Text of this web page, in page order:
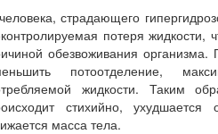
страдающего
потеря жидкости,
обезвоживания
потоотделение,
жидкости. Таким
стихийно, ухудшается
масса тела.